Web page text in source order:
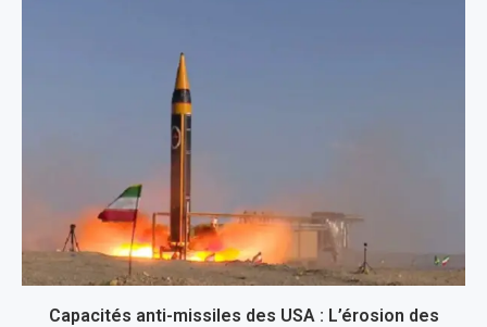
Capacités anti-missiles des USA : L’érosion des